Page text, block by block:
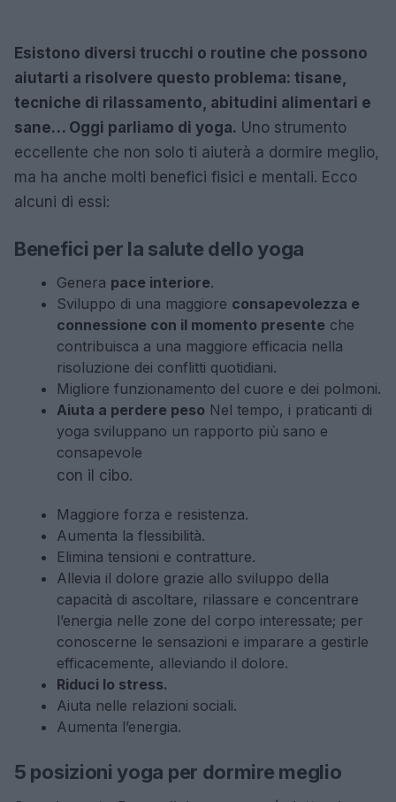
Esistono diversi trucchi o routine che possono
aiutarti a risolvere questo problema: tisane,
tecniche di rilassamento, abitudini alimentari e
sane… Oggi parliamo di yoga. Uno strumento
eccellente che non solo ti aiuterà a dormire meglio,
ma ha anche molti benefici fisici e mentali. Ecco
alcuni di essi:
Benefici per la salute dello yoga
Genera pace interiore.
Sviluppo di una maggiore consapevolezza e
connessione con il momento presente che
contribuisca a una maggiore efficacia nella
risoluzione dei conflitti quotidiani.
Migliore funzionamento del cuore e dei polmoni.
Aiuta a perdere peso Nel tempo, i praticanti di
yoga sviluppano un rapporto più sano e
consapevole
con il cibo.
Maggiore forza e resistenza.
Aumenta la flessibilità.
Elimina tensioni e contratture.
Allevia il dolore grazie allo sviluppo della
capacità di ascoltare, rilassare e concentrare
l’energia nelle zone del corpo interessate; per
conoscerne le sensazioni e imparare a gestirle
efficacemente, alleviando il dolore.
Riduci lo stress.
Aiuta nelle relazioni sociali.
Aumenta l’energia.
5 posizioni yoga per dormire meglio